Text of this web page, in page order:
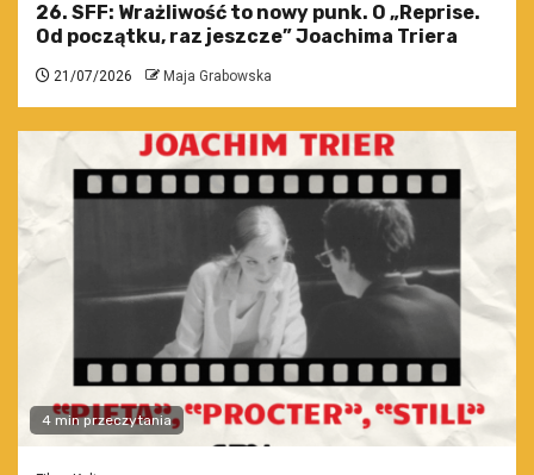
26. SFF: Wrażliwość to nowy punk. O „Reprise.
Od początku, raz jeszcze” Joachima Triera
21/07/2026 Maja Grabowska
4 min przeczytania